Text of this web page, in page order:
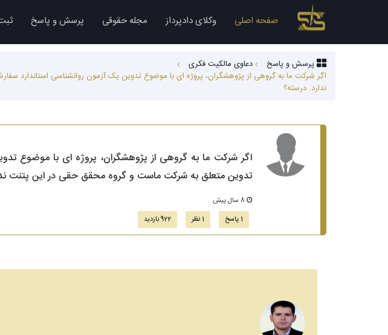
صفحه اصلی وکلای دادپرداز مجله حقوقی پرسش و پاسخ
پرسش و پاسخ
دعاوی مالکیت فکری
اگر شرکت ما به گروهی از پژوهشگران، پروژه ای با موضوع تدوین یک آزمون روانشناسی
ندارد. درسته؟
اگر شرکت ما به گروهی از پژوهشگران، پروژه ای با موضوع
تدوین متعلق به شرکت ماست و گروه محقق حقی در این پتنت
8 سال پیش
1 پاسخ
1 نظر 922 بازدید